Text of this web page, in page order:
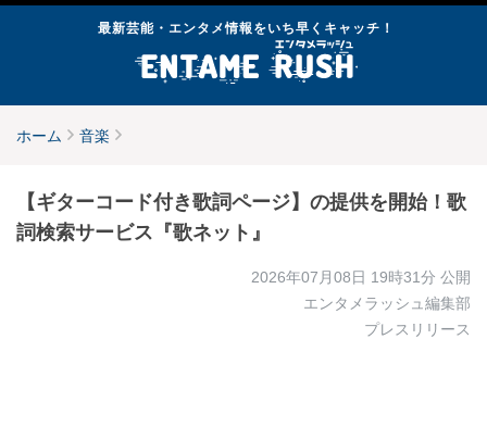
最新芸能・エンタメ情報をいち早くキャッチ！
ホーム 音楽
【ギターコード付き歌詞ページ】の提供を開始！歌
詞検索サービス『歌ネット』
2026年07月08日 19時31分 公開
エンタメラッシュ編集部
プレスリリース